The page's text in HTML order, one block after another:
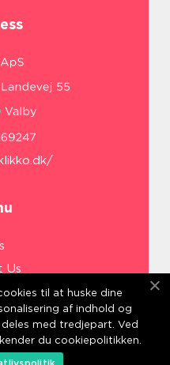
Us
til at huske dine
af indhold og
med tredjepart. Ved
du cookiepolitikken.